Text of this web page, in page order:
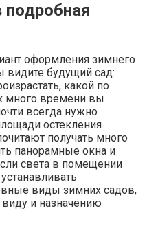
оформления зимнего
видите будущий сад:
какой по
много времени вы
всегда нужно
остекления
получать много
панорамные окна и
света в помещении
виды зимних садов,
и назначению